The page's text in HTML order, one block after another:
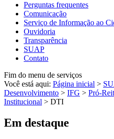
Perguntas frequentes
Comunicação
Serviço de Informação ao
Ouvidoria
Transparência
SUAP
Contato
Fim do menu de serviços
Você está aqui: Página inicial >
Desenvolvimento > IFG > Pró-
Institucional > DTI
Em destaque